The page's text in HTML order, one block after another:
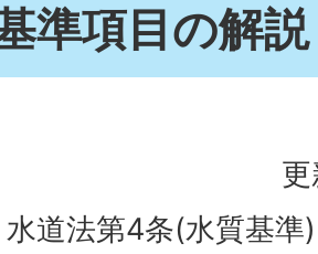
準項目の解説
道法第4条(水質基